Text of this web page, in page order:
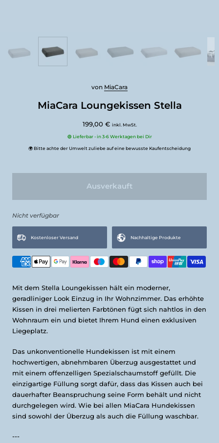
MiaCara Loungekissen Stella
von MiaCara
199,00 € inkl. MwSt.
🟢 Lieferbar - in 3-6 Werktagen bei Dir
🌍 Bitte achte der Umwelt zuliebe auf eine bewusste Kaufentscheidung
Ausverkauft
Nicht verfügbar
Kostenloser Versand Nachhaltige Produkte
Mit dem Stella Loungekissen hält ein moderner,
geradliniger Look Einzug in Ihr Wohnzimmer. Das erhöhte
Kissen in drei melierten Farbtönen fügt sich nahtlos in den
Wohnraum ein und bietet Ihrem Hund einen exklusiven
Liegeplatz.
Das unkonventionelle Hundekissen ist mit einem
hochwertigen, abnehmbaren Überzug ausgestattet und
mit einem offenzelligen Spezialschaumstoff gefüllt. Die
einzigartige Füllung sorgt dafür, dass das Kissen auch bei
dauerhafter Beanspruchung seine Form behält und nicht
durchgelegen wird. Wie bei allen MiaCara Hundekissen
sind sowohl der Überzug als auch die Füllung waschbar.
---